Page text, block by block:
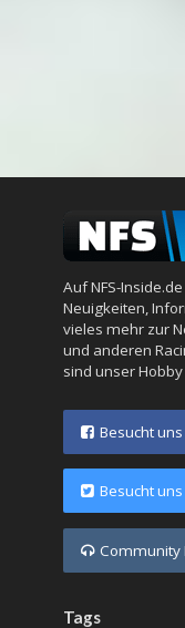
Auf NFS-
Neuigkeiten,
vieles mehr zur
und anderen
sind unser
Besucht
Besucht
Community
Tags